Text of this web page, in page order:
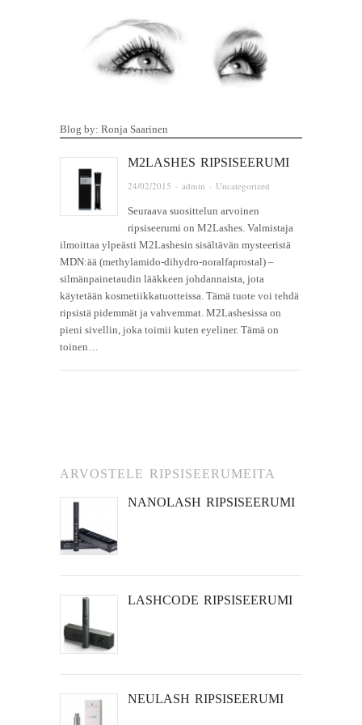
Blog by: Ronja Saarinen
M2LASHES RIPSISEERUMI
24/02/2015 ·admin ·Uncategorized
Seuraava suosittelun arvoinen
ripsiseerumi on M2Lashes. Valmistaja
ilmoittaa ylpeästi M2Lashesin sisältävän mysteeristä
MDN:ää (methylamido-dihydro-noralfaprostal) –
silmänpainetaudin lääkkeen johdannaista, jota
käytetään kosmetiikkatuotteissa. Tämä tuote voi tehdä
ripsistä pidemmät ja vahvemmat. M2Lashesissa on
pieni sivellin, joka toimii kuten eyeliner. Tämä on
toinen…
ARVOSTELE RIPSISEERUMEITA
NANOLASH RIPSISEERUMI
LASHCODE RIPSISEERUMI
NEULASH RIPSISEERUMI